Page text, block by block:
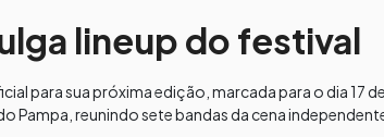
lineup do festival
para sua próxima edição, marcada para o dia 17
reunindo sete bandas da cena